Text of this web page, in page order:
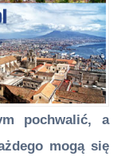
pochwalić, a
mogą się